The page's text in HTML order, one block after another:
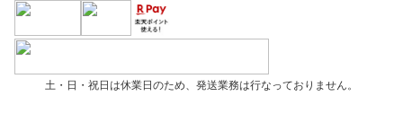
土・日・祝日は休業日のため、発送業務は行なっておりません。